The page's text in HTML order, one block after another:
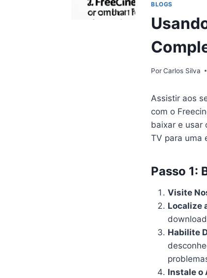
BLOGS
PorCarlos Silva
Assistir aos
com o
baixar e usar
TV para uma
Passo 1:
Visite
Localize
Habilite
Instale o